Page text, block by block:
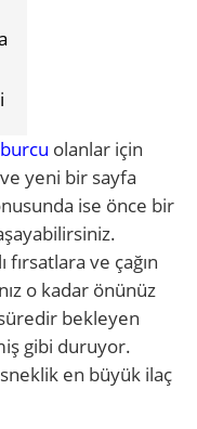
olanlar için
yeni bir sayfa
ise önce bir
ve çağın
o kadar önünüz
bekleyen
gibi duruyor.
en büyük ilaç